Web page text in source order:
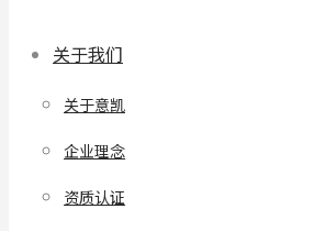
关于我们
关于意凯
企业理念
资质认证